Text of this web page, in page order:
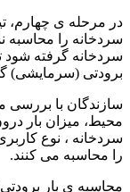
در مرحله ی چهارم،
سردخانه را محاسبه
سردخانه گرفته شود
برودتی (سرمایشی)
سازندگان با
محیط، میزان بار
سردخانه ، نوع
را محاسبه می کنند.
محاسبه ی بار